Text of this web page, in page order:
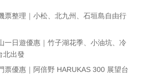
票整理｜小松、北九州、石垣島自由行
一日遊優惠｜竹子湖花季、小油坑、冷
北出發
票優惠｜阿倍野 HARUKAS 300 展望台